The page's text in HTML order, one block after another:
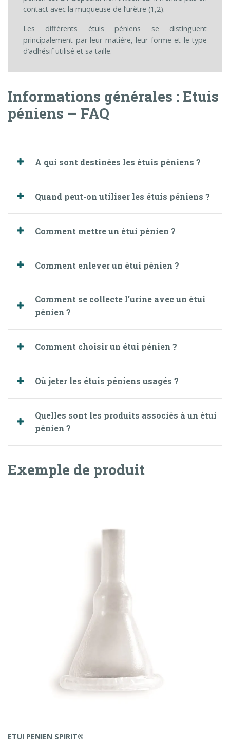
contact avec la muqueuse de l’urètre (1,2).
Les différents étuis péniens se distinguent
principalement par leur matière, leur forme et le type
d’adhésif utilisé et sa taille.
Informations générales : Etuis
péniens – FAQ
A qui sont destinées les étuis péniens ?
Quand peut-on utiliser les étuis péniens ?
Comment mettre un étui pénien ?
Comment enlever un étui pénien ?
Comment se collecte l’urine avec un étui
pénien ?
Comment choisir un étui pénien ?
Où jeter les étuis péniens usagés ?
Quelles sont les produits associés à un étui
pénien ?
Exemple de produit
ETUI PENIEN SPIRIT®